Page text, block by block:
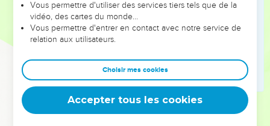
Maintenant donc, enfants, écoutez-moi ; car bienheureux
seront ceux qui garderont mes voies.
Ecoutez l'instruction, et soyez sages, et ne la rejetez point.
Ô ! que bienheureux est l'homme qui m'écoute, ne
bougeant de mes portes tous les jours, et gardant les
poteaux de mes portes !
Car celui qui me trouve, trouve la vie, et attire la faveur de
Vous permettre d'utiliser des services tiers tels que de la
vidéo, des cartes du monde…
Vous permettre d'entrer en contact avec notre service de
relation aux utilisateurs.
Choisir mes cookies
Accepter tous les cookies